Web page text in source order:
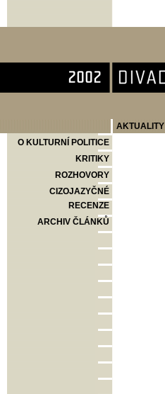
AKTUALITY
O KULTURNÍ POLITICE
KRITIKY
ROZHOVORY
CIZOJAZYČNÉ
RECENZE
ARCHIV ČLÁNKŮ